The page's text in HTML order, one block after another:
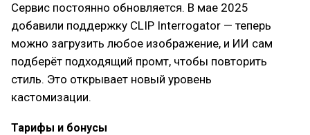
Сервис постоянно обновляется. В мае 2025
добавили поддержку CLIP Interrogator — теперь
можно загрузить любое изображение, и ИИ сам
подберёт подходящий промт, чтобы повторить
стиль. Это открывает новый уровень
кастомизации.
Тарифы и бонусы